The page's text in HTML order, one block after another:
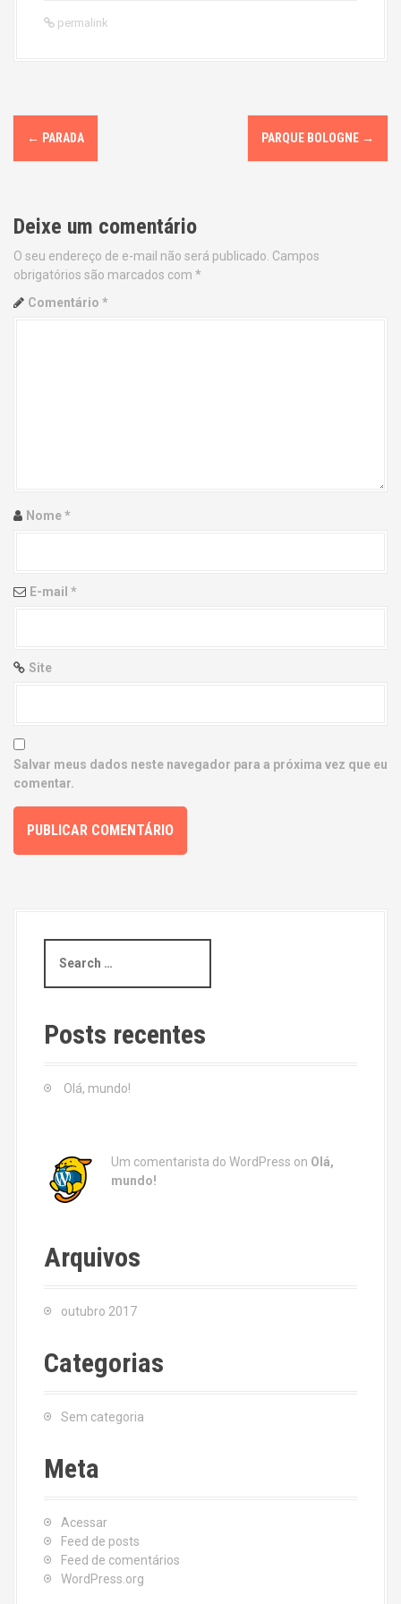
permalink
P
o
t
n
a
i
n
← PARADA PARQUE BOLOGNE →
Deixe um comentário
O seu endereço de e-mail não será publicado. Campos
obrigatórios são marcados com *
Comentário *
Nome*
E-mail *
Site
Salvar meus dados neste navegador para a próxima vez que eu
comentar.
a
c
h
Posts recentes
Olá, mundo!
Um comentarista do WordPress on Olá,
mundo!
Arquivos
outubro 2017
Categorias
Sem categoria
Meta
Acessar
Feed de posts
Feed de comentários
WordPress.org